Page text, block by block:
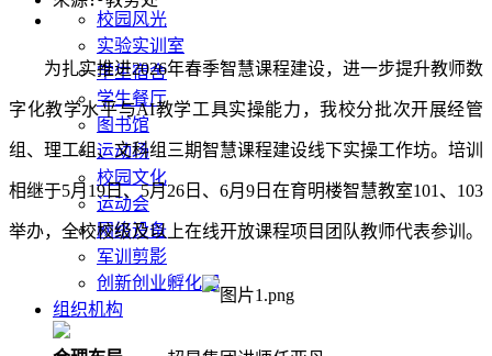
校园风光
实验实训室
学生宿舍
学生餐厅
图书馆
运动场
校园文化
运动会
网络设备
军训剪影
创新创业孵化园
组织机构
为扎实推进2026年春季智慧课程建设，进一步提升教师数
字化教学水平与AI教学工具实操能力，我校分批次开展经管
组、理工组、文科组三期智慧课程建设线下实操工作坊。培训
相继于5月19日、5月26日、6月9日在育明楼智慧教室101、103
举办，全校校级及以上在线开放课程项目团队教师代表参训。